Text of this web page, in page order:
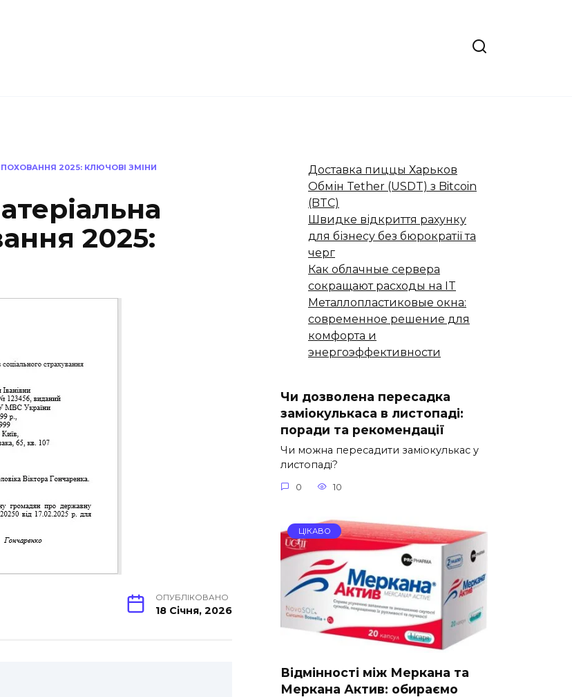
2025: КЛЮЧОВІ ЗМІНИ
2025:
ОПУБЛІКОВАНО
18 Січня, 2026
Доставка пиццы Харьков
Обмін Tether (USDT) з Bitcoin
(BTC)
Швидке відкриття рахунку
для бізнесу без бюрократії та
черг
Как облачные сервера
сокращают расходы на IT
Металлопластиковые окна:
современное решение для
комфорта и
энергоэффективности
Чи дозволена пересадка
заміокулькаса в листопаді:
поради та рекомендації
Чи можна пересадити заміокулькас у
листопаді?
0 10
ЦІКАВО
Відмінності між Меркана та
Меркана Актив: обираємо